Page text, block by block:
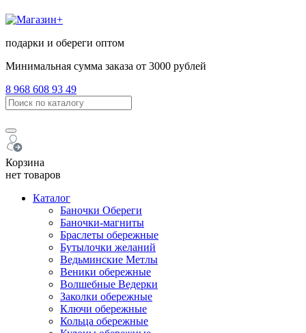
подарки и обереги оптом
Минимальная сумма заказа от 3000 рублей
8 968 608 93 49
Корзина
нет товаров
Каталог
Баночки Обереги
Баночки-магниты
Браслеты обережные
Бутылочки желаний
Ведьминские Метлы
Веники обережные
Волшебные Ведерки
Заколки обережные
Ключи обережные
Кольца обережные